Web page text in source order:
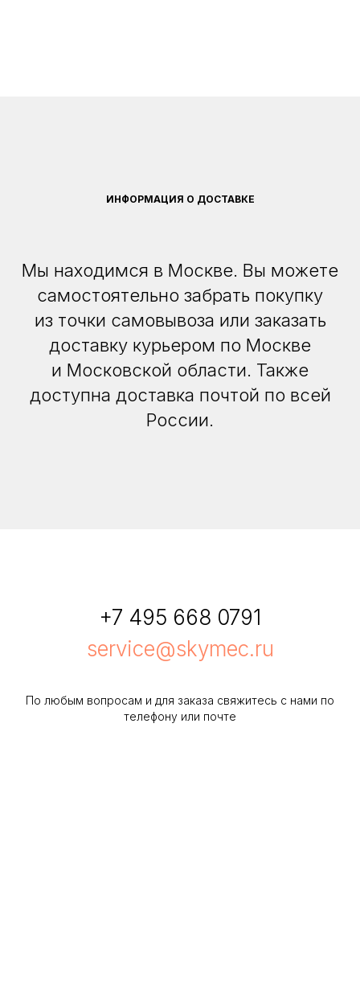
ИНФОРМАЦИЯ О ДОСТАВКЕ
Мы находимся в Москве. Вы можете
самостоятельно забрать покупку
из точки самовывоза или заказать
доставку курьером по Москве
и Московской области. Также
доступна доставка почтой по всей
России.
+7 495 668 0791
service@skymec.ru
По любым вопросам и для заказа свяжитесь с нами по
телефону или почте